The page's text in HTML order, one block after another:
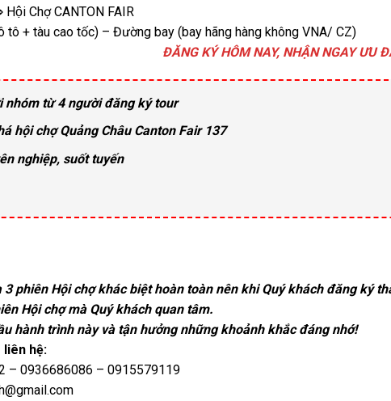
Hội Chợ CANTON FAIR
tô + tàu cao tốc) – Đường bay (bay hãng hàng không VNA/ CZ)
ĐĂNG KÝ HÔM NAY, NHẬN NGAY ƯU
nhóm từ 4 người đăng ký tour
hội chợ Quảng Châu Canton Fair 137
nghiệp, suốt tuyến
3 phiên Hội chợ khác biệt hoàn toàn nên khi Quý khách đăng ký
Hội chợ mà Quý khách quan tâm.
hành trình này và tận hưởng những khoảnh khắc đáng nhớ!
liên hệ:
– 0936686086 – 0915579119